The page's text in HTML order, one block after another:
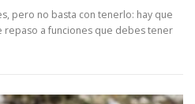
pero no basta con tenerlo: hay que
repaso a funciones que debes tener